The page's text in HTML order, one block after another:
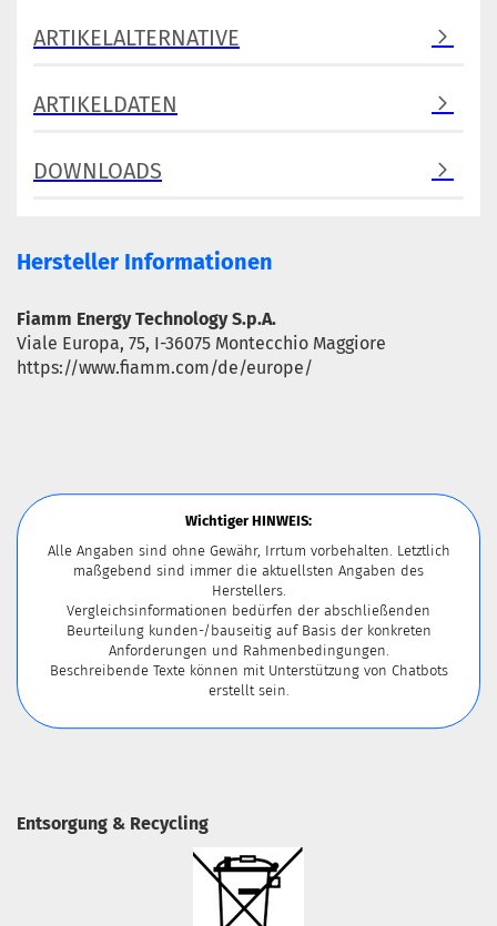
ARTIKELALTERNATIVE
ARTIKELDATEN
DOWNLOADS
Hersteller Informationen
Fiamm Energy Technology S.p.A.
Viale Europa, 75, I-36075 Montecchio Maggiore
https://www.fiamm.com/de/europe/
Wichtiger HINWEIS:
Alle Angaben sind ohne Gewähr, Irrtum vorbehalten. Letztlich
maßgebend sind immer die aktuellsten Angaben des
Herstellers.
Vergleichsinformationen bedürfen der abschließenden
Beurteilung kunden-/bauseitig auf Basis der konkreten
Anforderungen und Rahmenbedingungen.
Beschreibende Texte können mit Unterstützung von Chatbots
erstellt sein.
Entsorgung & Recycling